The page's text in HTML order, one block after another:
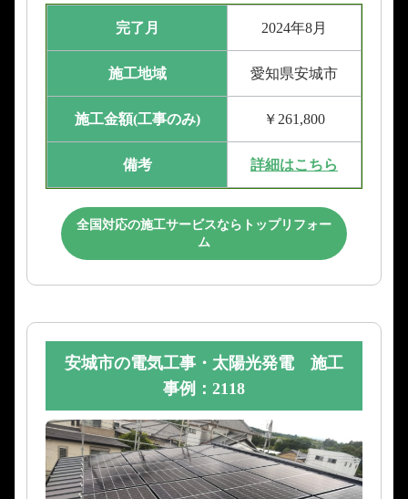
完了月 2024年8月
施工地域 愛知県安城市
施工金額(工事のみ) ￥261,800
備考 詳細はこちら
全国対応の施工サービスならトップリフォー
ム
安城市の電気工事・太陽光発電 施工
事例：2118